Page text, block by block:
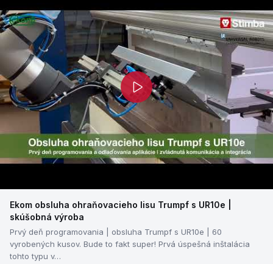
Ekom obsluha ohraňovacieho lisu Trumpf s UR10e |
skúšobná výroba
Prvý deň programovania | obsluha Trumpf s UR10e | 60
vyrobených kusov. Bude to fakt super! Prvá úspešná inštalácia
tohto typu v…